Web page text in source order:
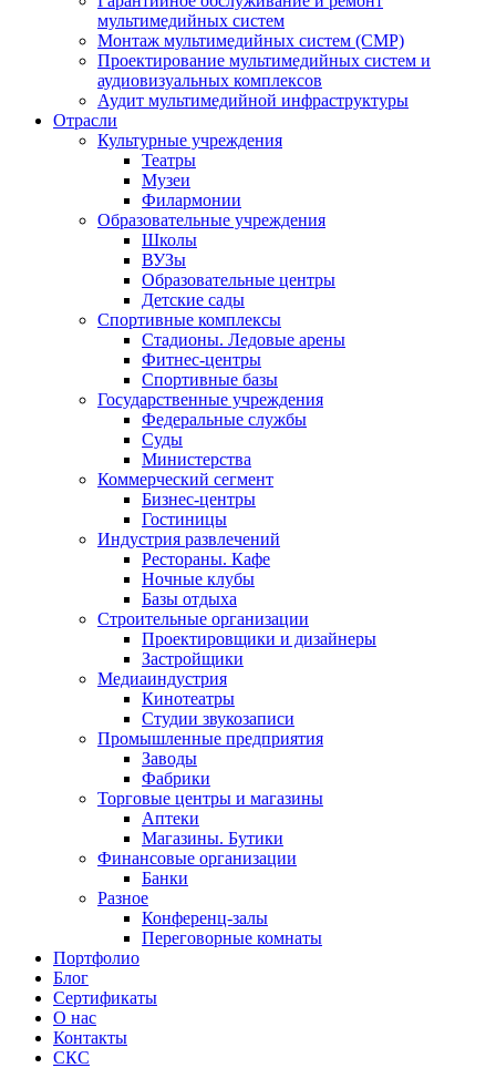
мультимедийных систем
Монтаж мультимедийных систем (СМР)
Проектирование мультимедийных систем и
аудиовизуальных комплексов
Аудит мультимедийной инфраструктуры
Отрасли
Культурные учреждения
Театры
Музеи
Филармонии
Образовательные учреждения
Школы
ВУЗы
Образовательные центры
Детские сады
Спортивные комплексы
Стадионы. Ледовые арены
Фитнес-центры
Спортивные базы
Государственные учреждения
Федеральные службы
Суды
Министерства
Коммерческий сегмент
Бизнес-центры
Гостиницы
Индустрия развлечений
Рестораны. Кафе
Ночные клубы
Базы отдыха
Строительные организации
Проектировщики и дизайнеры
Застройщики
Медиаиндустрия
Кинотеатры
Студии звукозаписи
Промышленные предприятия
Заводы
Фабрики
Торговые центры и магазины
Аптеки
Магазины. Бутики
Финансовые организации
Банки
Разное
Конференц-залы
Переговорные комнаты
Портфолио
Блог
Сертификаты
О нас
Контакты
СКС